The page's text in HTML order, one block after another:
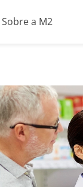
Sobre a M2